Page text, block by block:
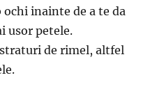
inainte de a te da
usor petele.
de rimel, altfel